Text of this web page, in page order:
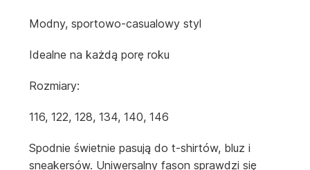
Modny, sportowo-casualowy styl
Idealne na każdą porę roku
Rozmiary:
116, 122, 128, 134, 140, 146
Spodnie świetnie pasują do t-shirtów, bluz i
sneakersów. Uniwersalny fason sprawdzi się